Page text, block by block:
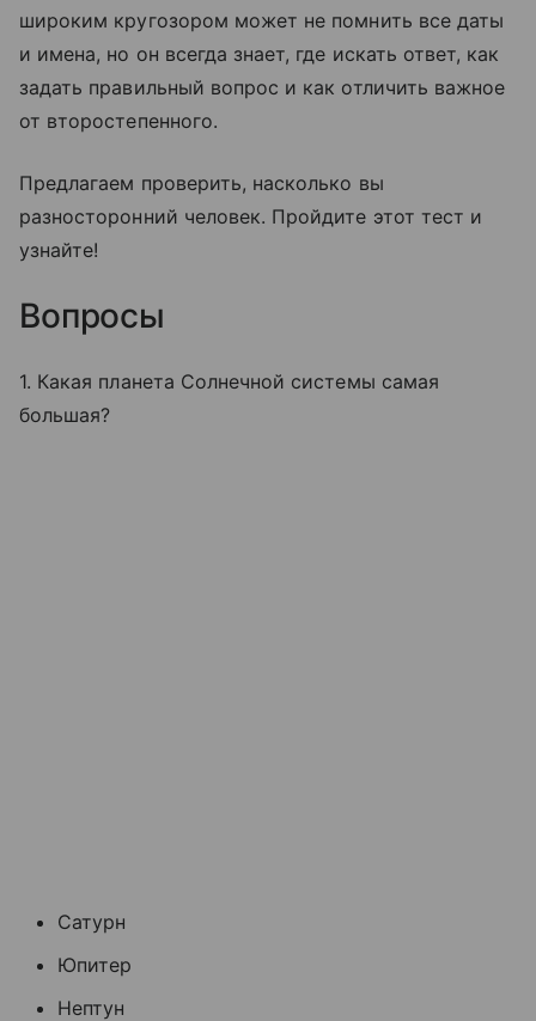
широким кругозором может не помнить все даты
и имена, но он всегда знает, где искать ответ, как
задать правильный вопрос и как отличить важное
от второстепенного.
Предлагаем проверить, насколько вы
разносторонний человек. Пройдите этот тест и
узнайте!
Вопросы
1. Какая планета Солнечной системы самая
большая?
Сатурн
Юпитер
Нептун